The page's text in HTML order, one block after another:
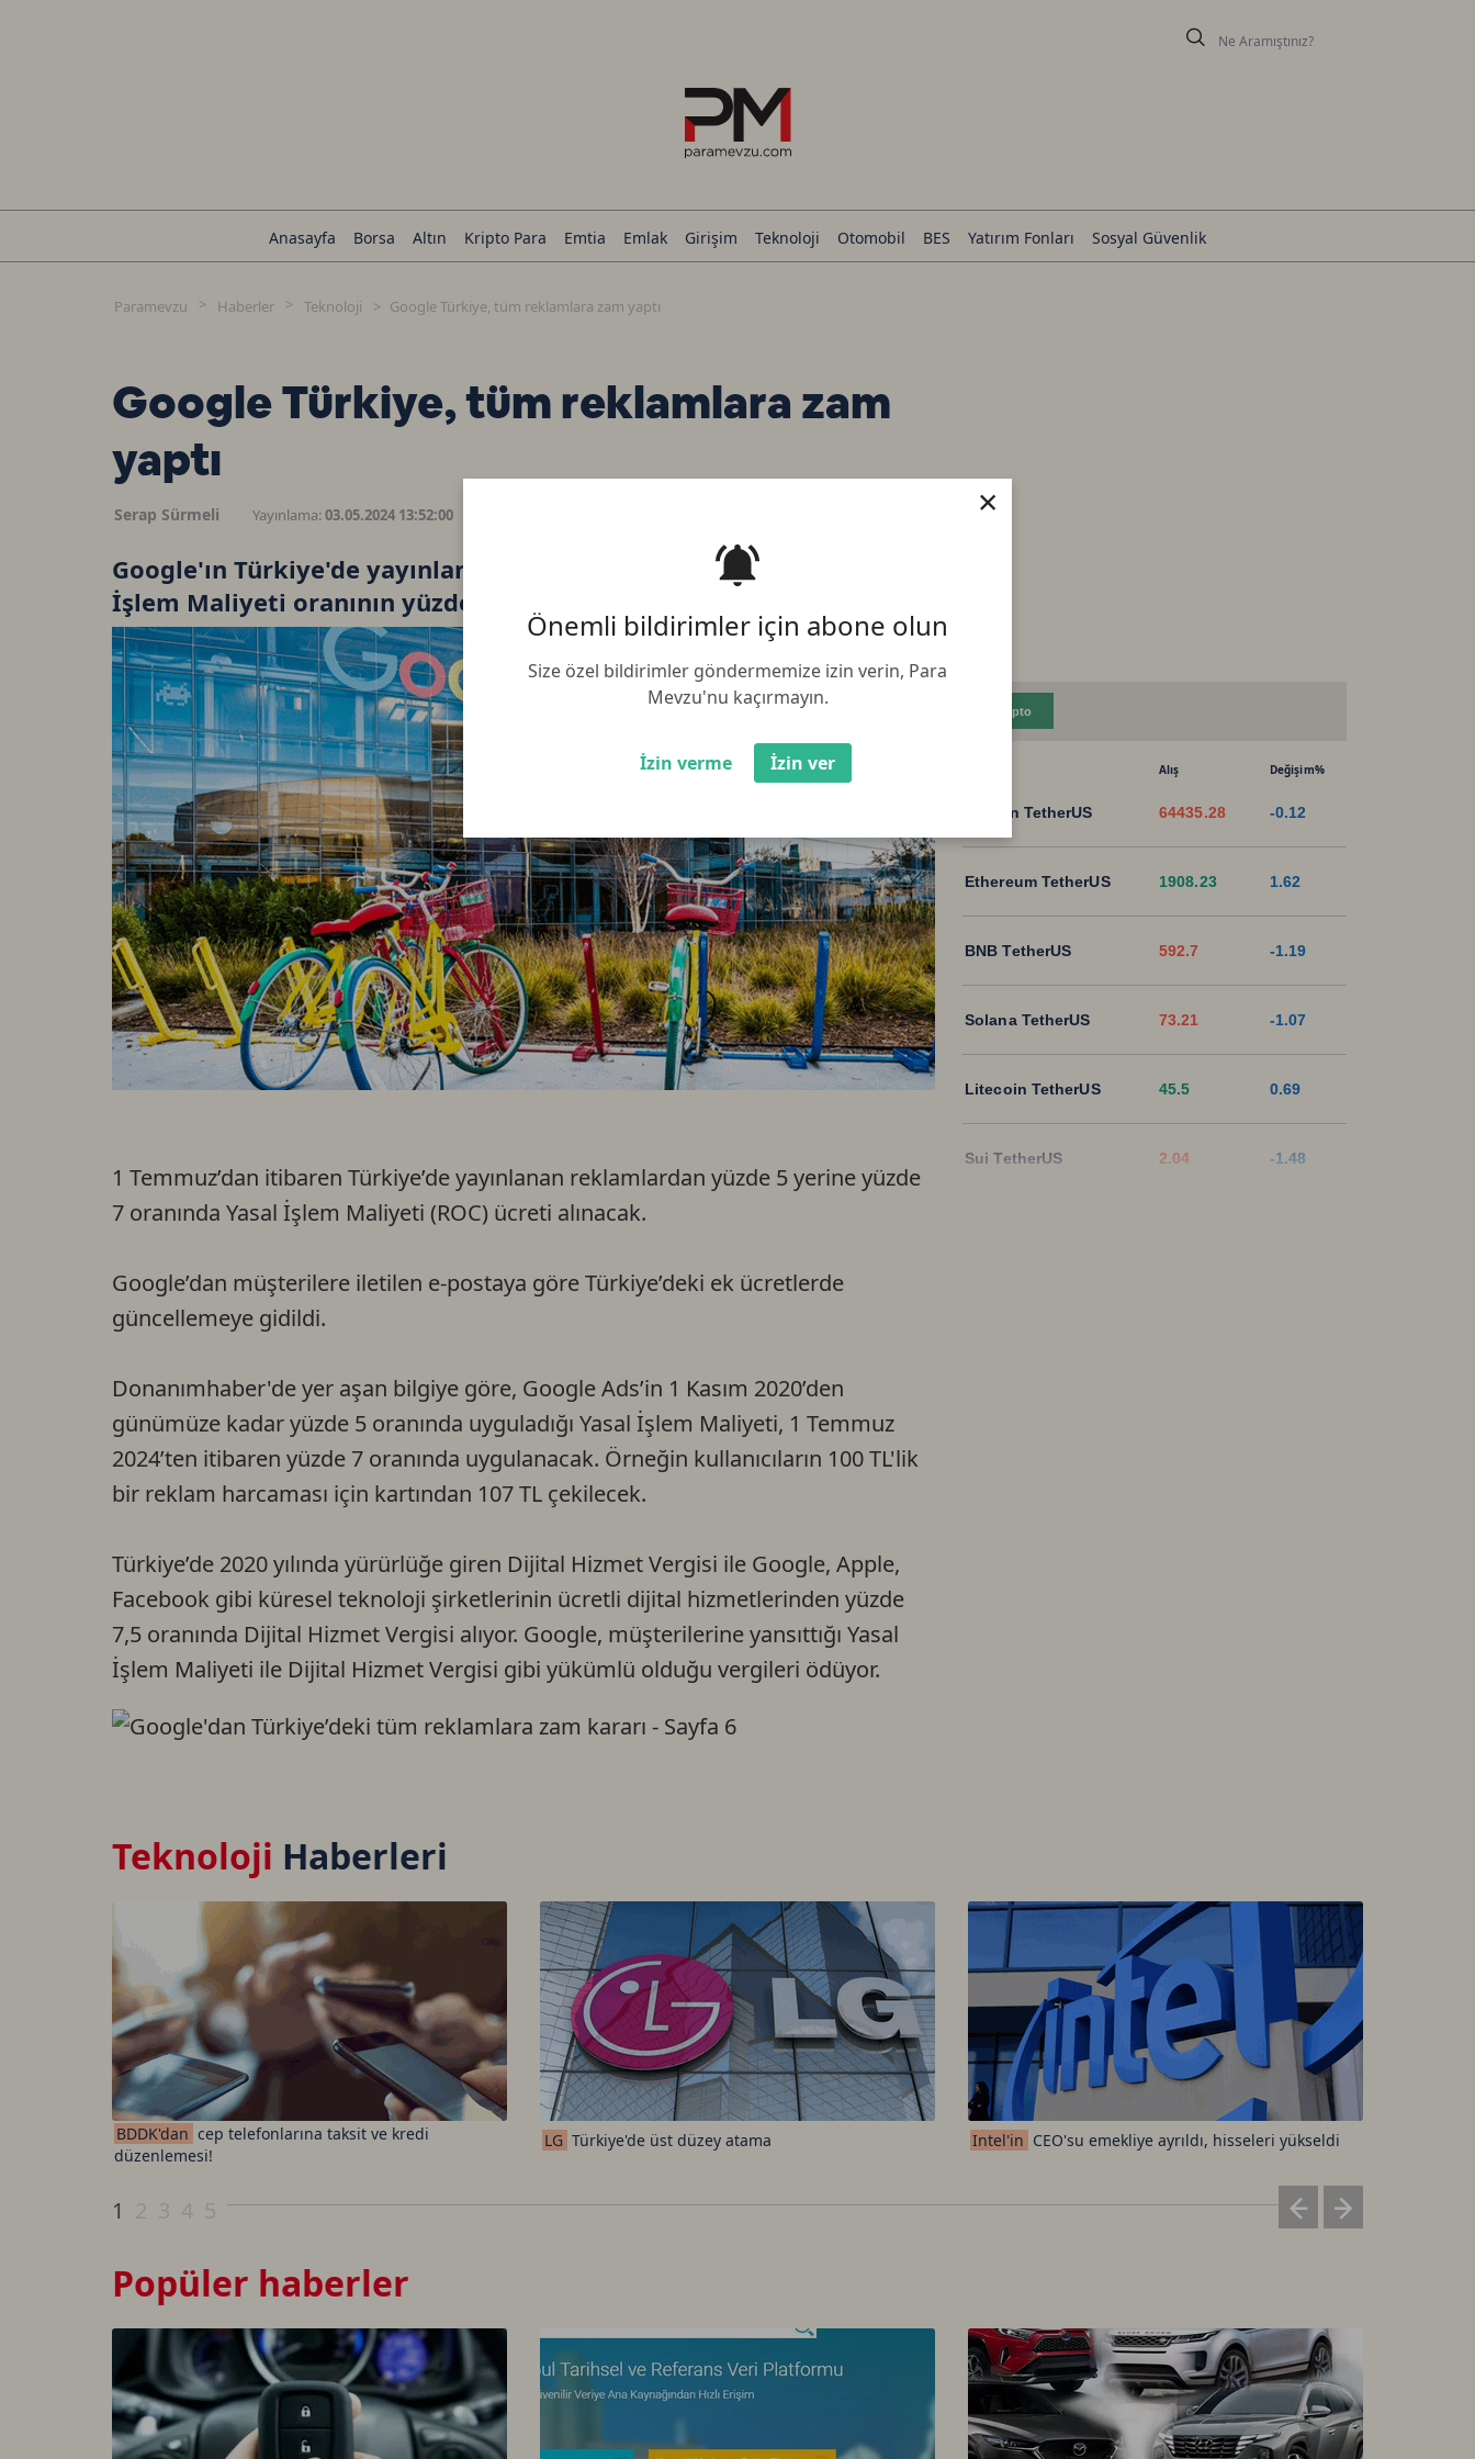
Önemli bildirimler için abone olun
Size özel bildirimler göndermemize izin verin, Para
Mevzu'nu kaçırmayın.
İzin verme İzin ver
×
Anasayfa Borsa Altın Kripto Para Emtia Emlak Girişim Teknoloji Otomobil BES Yatırım Fonları Sosyal Güvenlik
Paramevzu Haberler Teknoloji Google Türkiye, tüm reklamlara zam yaptı
Google Türkiye, tüm reklamlara zam
yaptı
Serap Sürmeli Yayınlama:03.05.2024 13:52:00
Google'ın Türkiye'de yayınlanan reklamlar için uyguladığı Yasal
İşlem Maliyeti oranının yüzde 5'ten yüzde 7'ye yükseldiği bildirildi
1 Temmuz’dan itibaren Türkiye’de yayınlanan reklamlardan yüzde 5 yerine yüzde
7 oranında Yasal İşlem Maliyeti (ROC) ücreti alınacak.
Google’dan müşterilere iletilen e-postaya göre Türkiye’deki ek ücretlerde
güncellemeye gidildi.
Donanımhaber'de yer aşan bilgiye göre, Google Ads’in 1 Kasım 2020’den
günümüze kadar yüzde 5 oranında uyguladığı Yasal İşlem Maliyeti, 1 Temmuz
2024’ten itibaren yüzde 7 oranında uygulanacak. Örneğin kullanıcıların 100 TL'lik
bir reklam harcaması için kartından 107 TL çekilecek.
Türkiye’de 2020 yılında yürürlüğe giren Dijital Hizmet Vergisi ile Google, Apple,
Facebook gibi küresel teknoloji şirketlerinin ücretli dijital hizmetlerinden yüzde
7,5 oranında Dijital Hizmet Vergisi alıyor. Google, müşterilerine yansıttığı Yasal
İşlem Maliyeti ile Dijital Hizmet Vergisi gibi yükümlü olduğu vergileri ödüyor.
Kripto
Alış Değişim%
Bitcoin TetherUS 64435.28 -0.12
Ethereum TetherUS 1908.23 1.62
BNB TetherUS 592.7 -1.19
Solana TetherUS 73.21 -1.07
Litecoin TetherUS 45.5 0.69
Sui TetherUS 2.04 -1.48
Teknoloji Haberleri
BDDK'dan cep telefonlarına taksit ve kredi
düzenlemesi!
LG Türkiye'de üst düzey atama Intel'in CEO'su emekliye ayrıldı, hisseleri yükseldi
1
Popüler haberler